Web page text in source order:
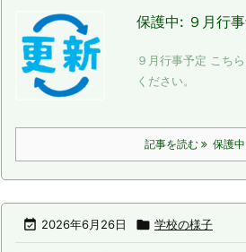
保護中: ９月行
９月行事予定 こち
ください。
記事を読む 保護中
 2026年6月26日  学校の様子